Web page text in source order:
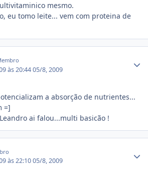
mesmo.
eu tomo leite... vem com proteina de
às 20:4405/8, 2009
a absorção de nutrientes...
=]
ai falou...multi basicão !
às 22:1005/8, 2009